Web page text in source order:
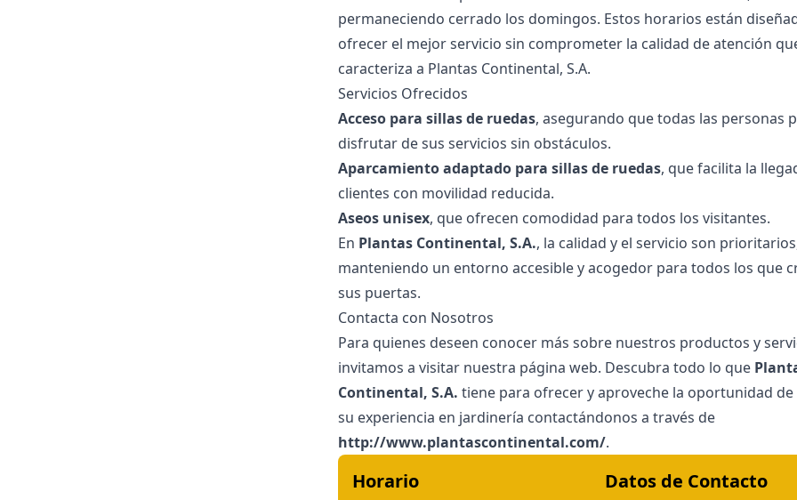
permaneciendo cerrado los domingos. Estos horarios están
ofrecer el mejor servicio sin comprometer la calidad de atención
caracteriza a Plantas Continental, S.A.
Servicios Ofrecidos
Acceso para sillas de ruedas, asegurando que todas las personas
disfrutar de sus servicios sin obstáculos.
Aparcamiento adaptado para sillas de ruedas, que facilita la
clientes con movilidad reducida.
Aseos unisex, que ofrecen comodidad para todos los visitantes.
En Plantas Continental, S.A., la calidad y el servicio son
manteniendo un entorno accesible y acogedor para todos los que
sus puertas.
Contacta con Nosotros
Para quienes deseen conocer más sobre nuestros productos y
invitamos a visitar nuestra página web. Descubra todo lo que
Continental, S.A. tiene para ofrecer y aproveche la oportunidad
su experiencia en jardinería contactándonos a través de
http://www.plantascontinental.com/.
Horario Datos de Contacto